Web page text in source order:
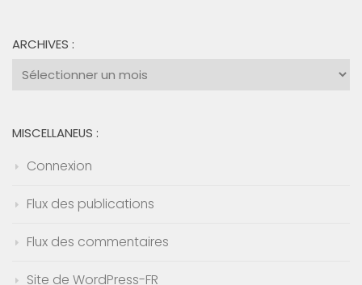
ARCHIVES :
Archives
MISCELLANEUS :
Connexion
Flux des publications
Flux des commentaires
Site de WordPress-FR